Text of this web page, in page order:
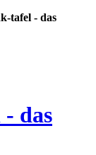
tafel - das
das